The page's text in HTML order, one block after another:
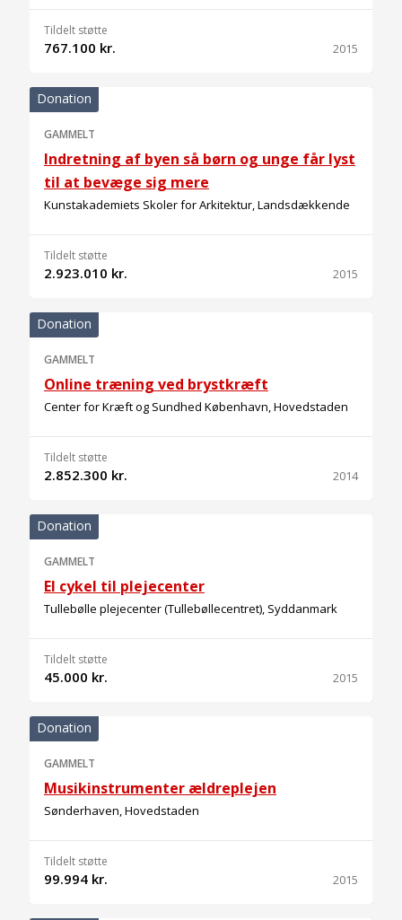
Tildelt støtte
767.100 kr. 2015
Donation
GAMMELT
Indretning af byen så børn og unge får lyst
til at bevæge sig mere
Kunstakademiets Skoler for Arkitektur, Landsdækkende
Tildelt støtte
2.923.010 kr. 2015
Donation
GAMMELT
Online træning ved brystkræft
Center for Kræft og Sundhed København, Hovedstaden
Tildelt støtte
2.852.300 kr. 2014
Donation
GAMMELT
El cykel til plejecenter
Tullebølle plejecenter (Tullebøllecentret), Syddanmark
Tildelt støtte
45.000 kr. 2015
Donation
GAMMELT
Musikinstrumenter ældreplejen
Sønderhaven, Hovedstaden
Tildelt støtte
99.994 kr. 2015